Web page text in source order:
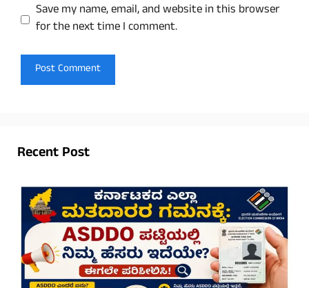
Save my name, email, and website in this browser
for the next time I comment.
Recent Post